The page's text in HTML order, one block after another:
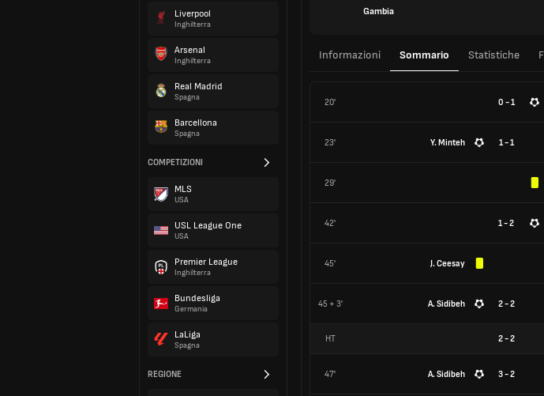
Liverpool
Inghilterra
Arsenal
Inghilterra
Real Madrid
Spagna
Barcellona
Spagna
COMPETIZIONI
MLS
USA
USL League One
USA
Premier League
Inghilterra
Bundesliga
Germania
LaLiga
Spagna
REGIONE
Gambia
Informazioni Sommario Statistiche
20' 0 - 1
23' Y. Minteh 1 - 1
29'
42' 1 - 2
45' J. Ceesay
45 + 3' A. Sidibeh 2 - 2
HT 2-2
47' A. Sidibeh 3 - 2